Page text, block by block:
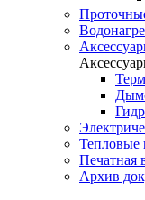
Тепловые
Печатная
Архив